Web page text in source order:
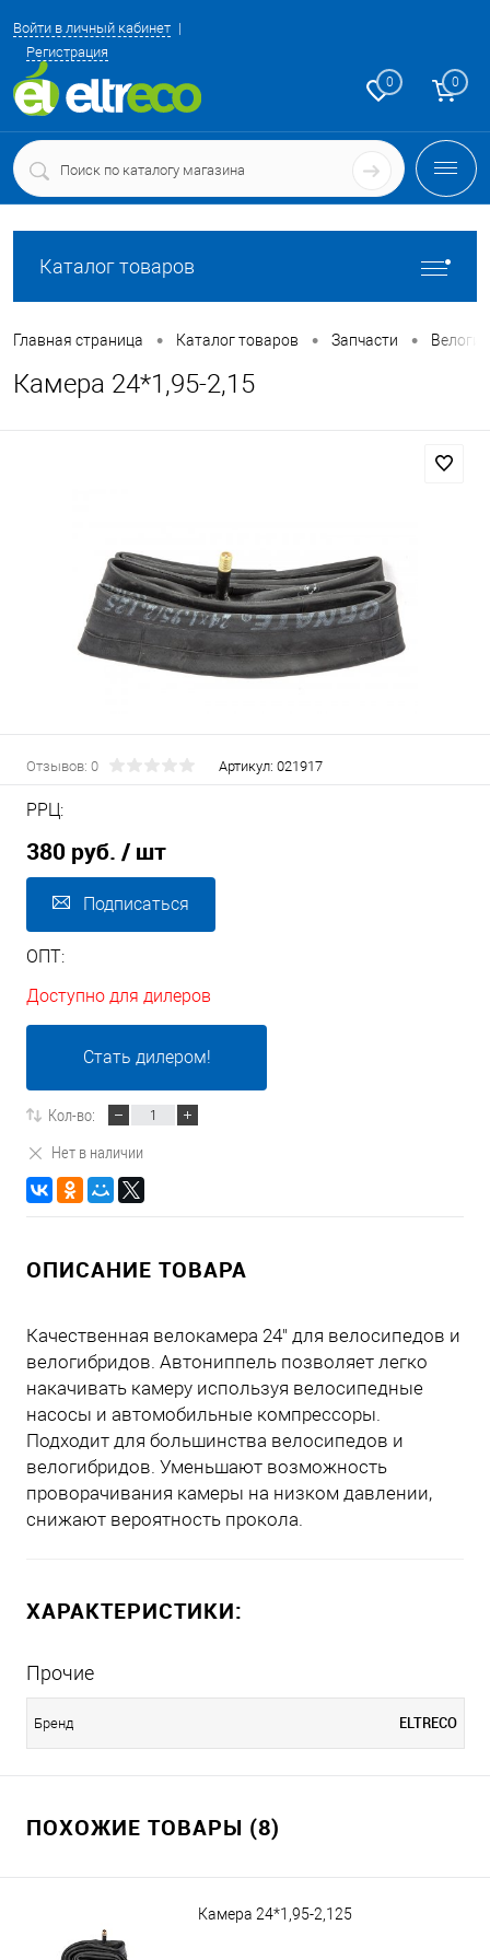
Войти в личный кабинет
Регистрация
0 0
Каталог товаров
Главная страница • Каталог товаров • Запчасти •
Камера 24*1,95-2,15
Отзывов: 0 Артикул: 021917
РРЦ:
380 руб. / шт
Подписаться
ОПТ:
Доступно для дилеров
Стать дилером!
Кол-во:
Нет в наличии
ОПИСАНИЕ ТОВАРА
Качественная велокамера 24" для велосипедов и
велогибридов. Автониппель позволяет легко
накачивать камеру используя велосипедные
насосы и автомобильные компрессоры.
Подходит для большинства велосипедов и
велогибридов. Уменьшают возможность
проворачивания камеры на низком давлении,
снижают вероятность прокола.
ХАРАКТЕРИСТИКИ:
Прочие
Бренд ELTRECO
ПОХОЖИЕ ТОВАРЫ (8)
Камера 24*1,95-2,125